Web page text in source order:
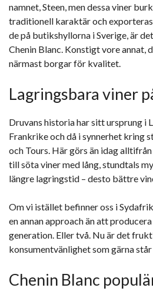
namnet, Steen, men dessa viner
traditionell karaktär och
de på butikshyllorna i Sverige, är
Chenin Blanc. Konstigt vore annat,
närmast borgar för kvalitet.
Lagringsbara viner
Druvans historia har sitt ursprung i
Frankrike och då i synnerhet kring
och Tours. Här görs än idag
till söta viner med lång, stundtals
längre lagringstid – desto bättre
Om vi istället befinner oss i
en annan approach än att
generation. Eller två. Nu är det
konsumentvänlighet som gärna
Chenin Blanc